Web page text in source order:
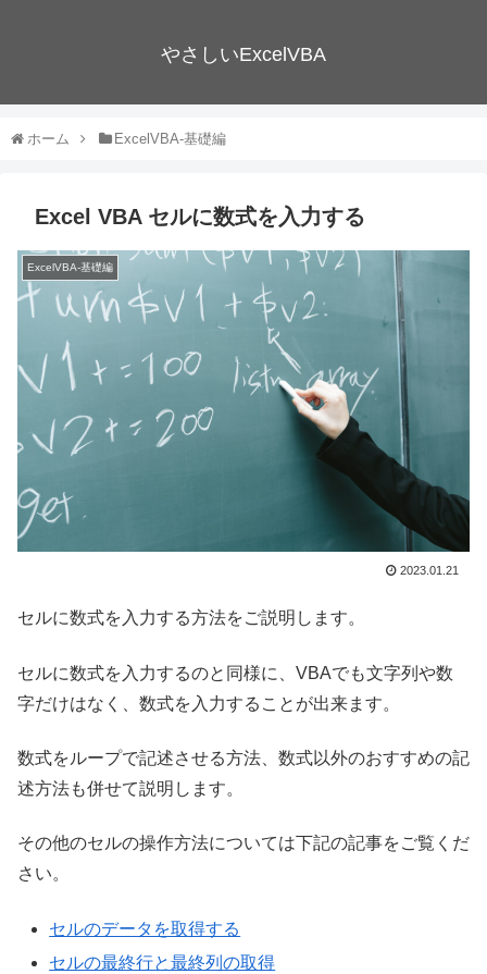
やさしいExcelVBA
ホーム ExcelVBA-基礎編
Excel VBA セルに数式を入力する
ExcelVBA-基礎編
2023.01.21
セルに数式を入力する方法をご説明します。
セルに数式を入力するのと同様に、VBAでも文字列や数
字だけはなく、数式を入力することが出来ます。
数式をループで記述させる方法、数式以外のおすすめの記
述方法も併せて説明します。
その他のセルの操作方法については下記の記事をご覧くだ
さい。
セルのデータを取得する
セルの最終行と最終列の取得